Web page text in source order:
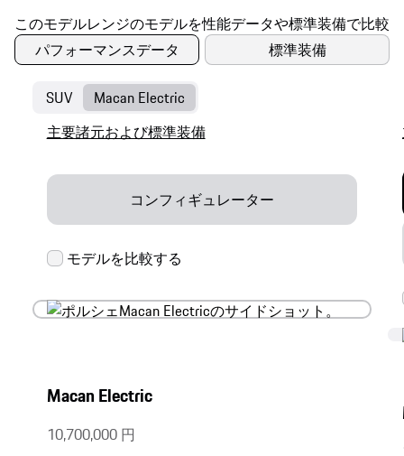
パフォーマンスデータ 標準装備
SUV Macan Electric
Macan Electric
10,700,000 円
主要諸元および標準装備
コンフィギュレーター